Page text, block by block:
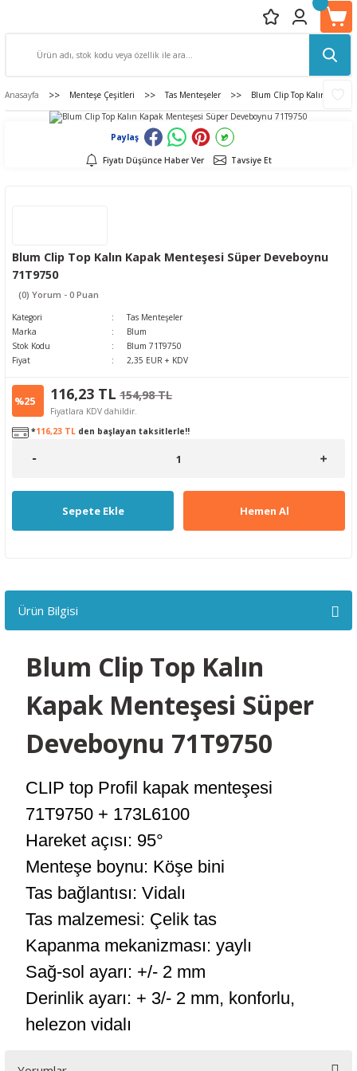
Anasayfa Menteşe Çeşitleri Tas Menteşeler Blum Clip Top Kalın Kapak
Paylaş
Fiyatı Düşünce Haber Ver Tavsiye Et
Blum Clip Top Kalın Kapak Menteşesi Süper Deveboynu
71T9750
(0) Yorum - 0 Puan
Kategori
Tas Menteşeler
Marka
Blum
Stok Kodu
Blum 71T9750
Fiyat
2,35 EUR + KDV
%25 116,23 TL 154,98 TL
Fiyatlara KDV dahildir.
*116,23 TL den başlayan taksitlerle!!
Sepete Ekle Hemen Al
Ürün Bilgisi
Blum Clip Top Kalın
Kapak Menteşesi Süper
Deveboynu 71T9750
CLIP top Profil kapak menteşesi
71T9750 + 173L6100
Hareket açısı: 95°
Menteşe boynu: Köşe bini
Tas bağlantısı: Vidalı
Tas malzemesi: Çelik tas
Kapanma mekanizması: yaylı
Sağ-sol ayarı: +/- 2 mm
Derinlik ayarı: + 3/- 2 mm, konforlu,
helezon vidalı